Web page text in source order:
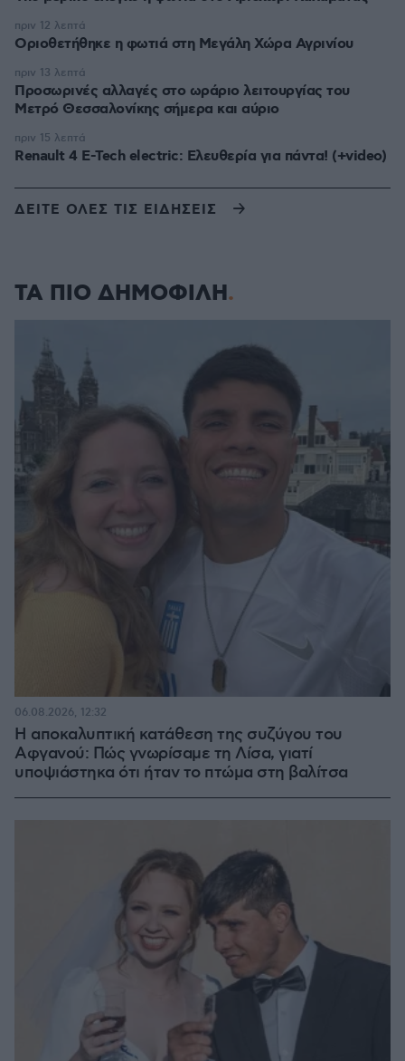
Οριοθετήθηκε η φωτιά στη Μεγάλη Χώρα Αγρινίου
πριν 12 λεπτά
Προσωρινές αλλαγές στο ωράριο λειτουργίας του
Μετρό Θεσσαλονίκης σήμερα και αύριο
πριν 13 λεπτά
Renault 4 E-Tech electric: Ελευθερία για πάντα! (+video)
πριν 15 λεπτά
ΔΕΙΤΕ ΟΛΕΣ ΤΙΣ ΕΙΔΗΣΕΙΣ
ΤΑ ΠΙΟ ΔΗΜΟΦΙΛΗ
Η αποκαλυπτική κατάθεση της συζύγου του
Αφγανού: Πώς γνωρίσαμε τη Λίσα, γιατί
υποψιάστηκα ότι ήταν το πτώμα στη βαλίτσα
06.08.2026, 12:32